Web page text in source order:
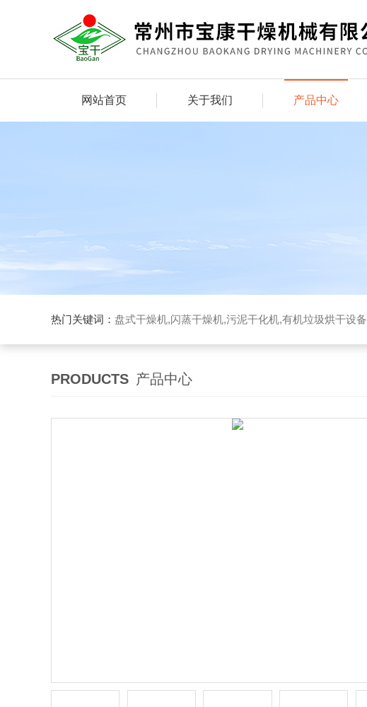
网站首页 关于我们 产品中心
热门关键词： 盘式干燥机,闪蒸干燥机,污泥干化机,有机垃圾烘干设备
PRODUCTS 产品中心